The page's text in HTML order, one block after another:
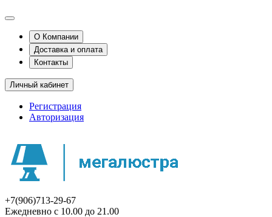
О Компании
Доставка и оплата
Контакты
Личный кабинет
Регистрация
Авторизация
+7(906)713-29-67
Ежедневно с 10.00 до 21.00